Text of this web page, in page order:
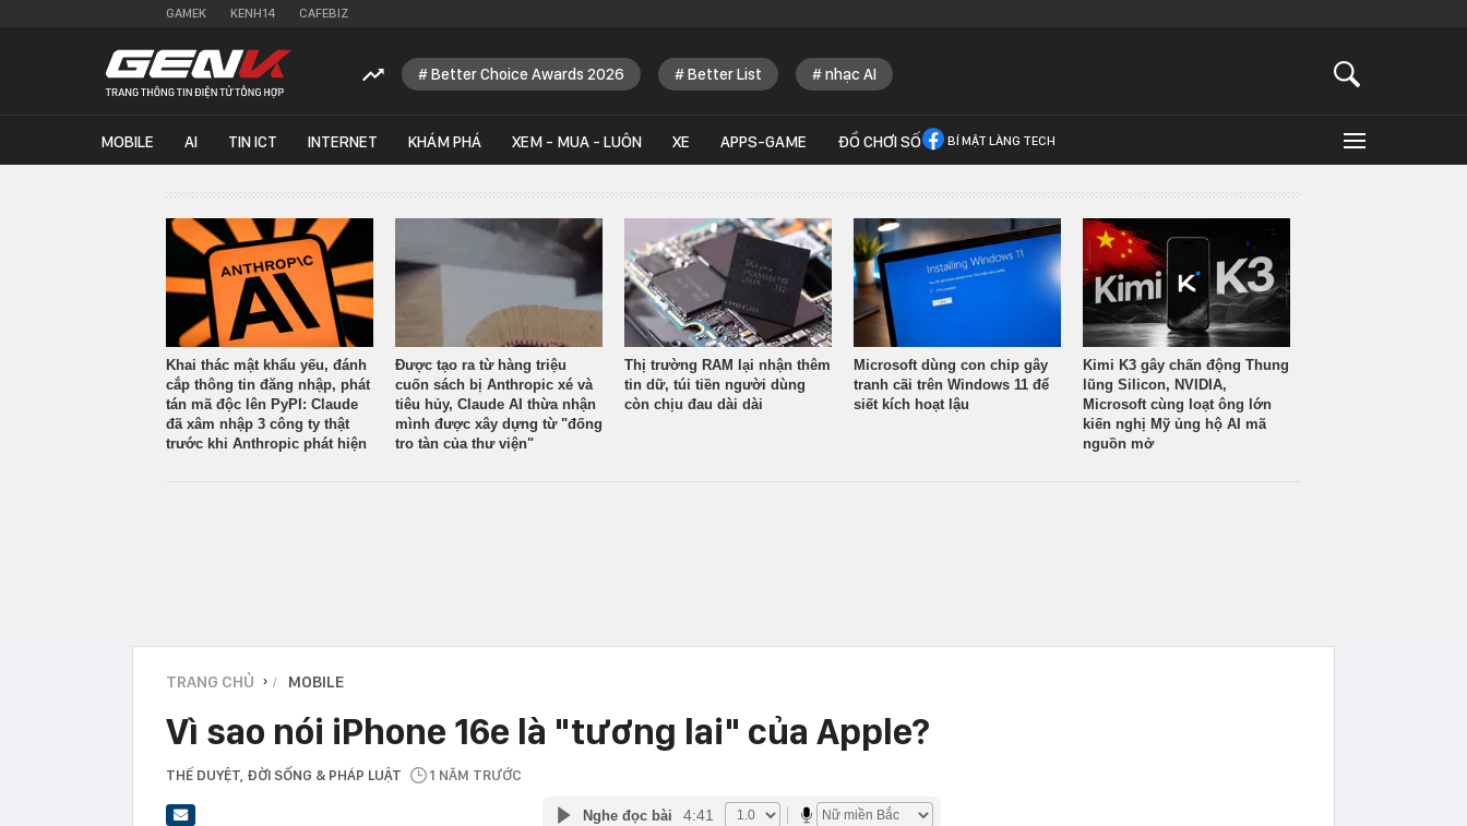
GAMEK KENH14 CAFEBIZ
Better Choice Awards 2026 Better List nhạc AI
MOBILE AI TIN ICT INTERNET KHÁM PHÁ XEM - MUA - LUÔN XE APPS-GAME ĐỒ CHƠI SỐ BÍ MẬT LÀNG TECH
Khai thác mật khẩu yếu, đánh
cắp thông tin đăng nhập, phát
tán mã độc lên PyPI: Claude
đã xâm nhập 3 công ty thật
trước khi Anthropic phát hiện
Được tạo ra từ hàng triệu
cuốn sách bị Anthropic xé và
tiêu hủy, Claude AI thừa nhận
mình được xây dựng từ "đống
tro tàn của thư viện"
Thị trường RAM lại nhận thêm
tin dữ, túi tiền người dùng
còn chịu đau dài dài
Microsoft dùng con chip gây
tranh cãi trên Windows 11 để
siết kích hoạt lậu
Kimi K3 gây chấn động Thung
lũng Silicon, NVIDIA,
Microsoft cùng loạt ông lớn
kiến nghị Mỹ ủng hộ AI mã
nguồn mở
TRANG CHỦ › MOBILE
Vì sao nói iPhone 16e là "tương lai" của Apple?
THẾ DUYỆT , ĐỜI SỐNG & PHÁP LUẬT 1 NĂM TRƯỚC
Nghe đọc bài 4:41